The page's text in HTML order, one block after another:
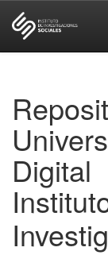
Digital